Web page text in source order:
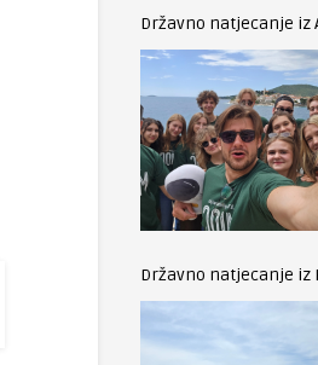
Državno natjecanje iz
Državno natjecanje iz